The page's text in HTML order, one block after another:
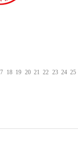
18 19 20 21 22 23 24 25